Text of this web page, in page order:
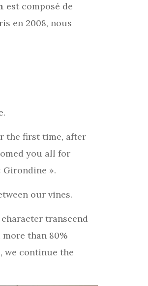
est composé de
en 2008, nous
the first time, after
you all for
».
our vines.
transcend
than 80%
we continue the